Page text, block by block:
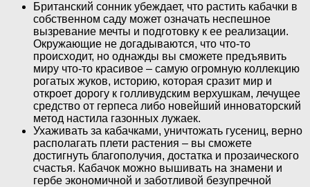
Британский сонник убеждает, что растить кабачки в
собственном саду может означать неспешное
вызревание мечты и подготовку к ее реализации.
Окружающие не догадываются, что что-то
происходит, но однажды вы сможете предъявить
миру что-то красивое – самую огромную коллекцию
рогатых жуков, историю, которая сразит мир и
откроет дорогу к голливудским верхушкам, лечущее
средство от герпеса либо новейший инноваторский
метод настила газонных лужаек.
Ухаживать за кабачками, уничтожать гусениц, верно
располагать плети растения – вы сможете
достигнуть благополучия, достатка и прозаического
счастья. Кабачок можно вышивать на знамени и
гербе экономичной и заботливой безупречной